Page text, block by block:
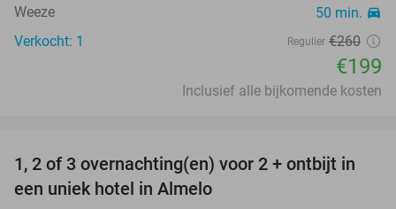
Weeze
50 min. directions_car
Verkocht: 1 Regulier €260
€199
Inclusief alle bijkomende kosten
1, 2 of 3 overnachting(en) voor 2 + ontbijt in
een uniek hotel in Almelo